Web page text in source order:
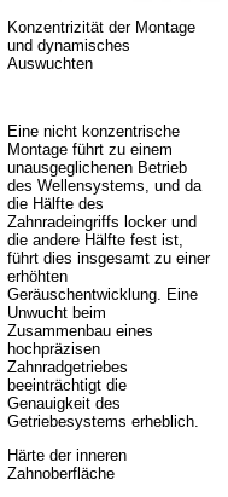
Konzentrizität der Montage
und dynamisches
Auswuchten
Eine nicht konzentrische
Montage führt zu einem
unausgeglichenen Betrieb
des Wellensystems, und da
die Hälfte des
Zahnradeingriffs locker und
die andere Hälfte fest ist,
führt dies insgesamt zu einer
erhöhten
Geräuschentwicklung. Eine
Unwucht beim
Zusammenbau eines
hochpräzisen
Zahnradgetriebes
beeinträchtigt die
Genauigkeit des
Getriebesystems erheblich.
Härte der inneren
Zahnoberfläche